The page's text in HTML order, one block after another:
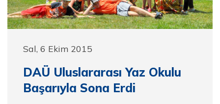
Sal, 6 Ekim 2015
DAÜ Uluslararası Yaz Okulu
Başarıyla Sona Erdi